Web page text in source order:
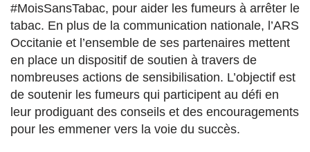
#MoisSansTabac, pour aider les fumeurs à arrêter le
tabac. En plus de la communication nationale, l’ARS
Occitanie et l’ensemble de ses partenaires mettent
en place un dispositif de soutien à travers de
nombreuses actions de sensibilisation. L’objectif est
de soutenir les fumeurs qui participent au défi en
leur prodiguant des conseils et des encouragements
pour les emmener vers la voie du succès.